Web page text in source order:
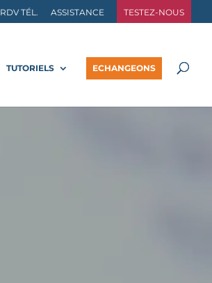
RDV TÉL. ASSISTANCE TESTEZ-NOUS
TUTORIELS ECHANGEONS